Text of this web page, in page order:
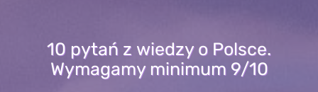
10 pytań z wiedzy o Polsce.
Wymagamy minimum 9/10